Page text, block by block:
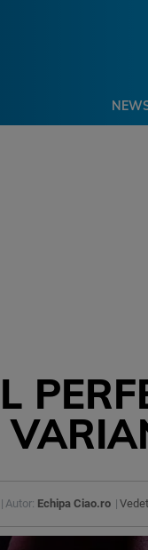
Autor: Echipa Ciao.ro